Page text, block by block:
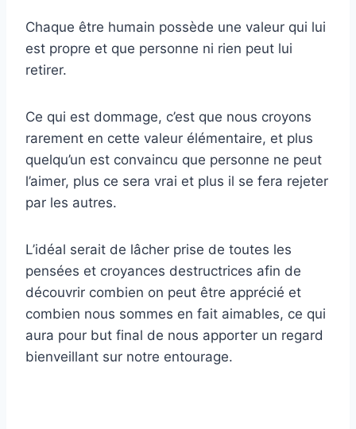
Chaque être humain possède une valeur qui lui
est propre et que personne ni rien peut lui
retirer.
Ce qui est dommage, c’est que nous croyons
rarement en cette valeur élémentaire, et plus
quelqu’un est convaincu que personne ne peut
l’aimer, plus ce sera vrai et plus il se fera rejeter
par les autres.
L’idéal serait de lâcher prise de toutes les
pensées et croyances destructrices afin de
découvrir combien on peut être apprécié et
combien nous sommes en fait aimables, ce qui
aura pour but final de nous apporter un regard
bienveillant sur notre entourage.